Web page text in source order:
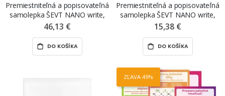
Premiestniteľná a popisovateľná
samolepka ŠEVT NANO write,
A0, bez potlače
46,13 €
DO KOŠÍKA
Premiestniteľná a popisovateľná
samolepka ŠEVT NANO write,
A2, bez potlače
15,38 €
DO KOŠÍKA
ZĽAVA 49%